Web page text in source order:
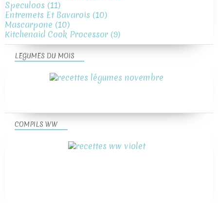
Speculoos (11)
Entremets Et Bavarois (10)
Mascarpone (10)
Kitchenaid Cook Processor (9)
LEGUMES DU MOIS
COMPILS WW